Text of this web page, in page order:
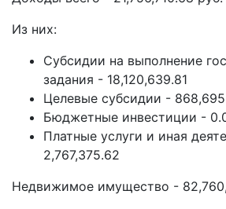
Из них:
Субсидии на выполнение
задания - 18,120,639.81
Целевые субсидии -
Бюджетные инвестиции -
Платные услуги и иная
2,767,375.62
Недвижимое имущество -